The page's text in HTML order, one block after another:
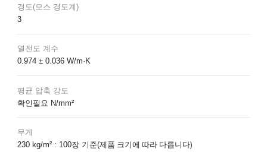
경도(모스 경도계)
3
열전도 계수
0.974 ± 0.036 W/m·K
평균 압축 강도
확인필요 N/mm²
무게
230 kg/m² : 100장 기준(제품 크기에 따라 다릅니다)